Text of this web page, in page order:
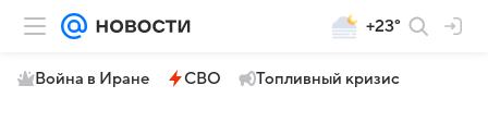
+23°
Война в Иране СВО Топливный кризис